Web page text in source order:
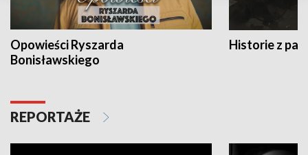
Opowieści Ryszarda
Bonisławskiego
Historie z
REPORTAŻE